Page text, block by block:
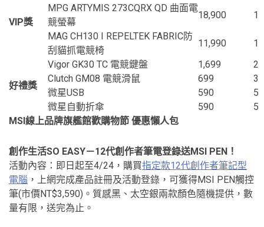
VIP獎
MPG ARTYMIS 273CQRX QD 曲面電
競螢幕
18,900
1
MAG CH130 I REPELTEK FABRIC防
刮貓抓電競椅
11,990 1
好禮獎
Vigor GK30 TC 電競鍵盤 1,699
2
Clutch GM08 電競滑鼠
699
3
微星USB
590
5
微星自動折傘
590
5
MSI線上品牌旗艦館歡購物節 優惠懶人包
創作生活SO EASY－12代創作者筆電登錄送MSI PEN！
活動內容：即日起至4/24，購買指定款12代創作者筆記型
電腦 ，上網完成產品註冊及活動登錄，可獲得MSI PEN觸控
筆(市價NT$3,590)。質感黑、太空銀兩款顏色隨機提供，數
量有限，送完為止。